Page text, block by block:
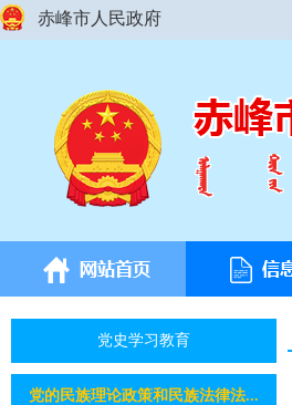
赤峰市人民政府
党史学习教育
党的民族理论政策和民族法律法...